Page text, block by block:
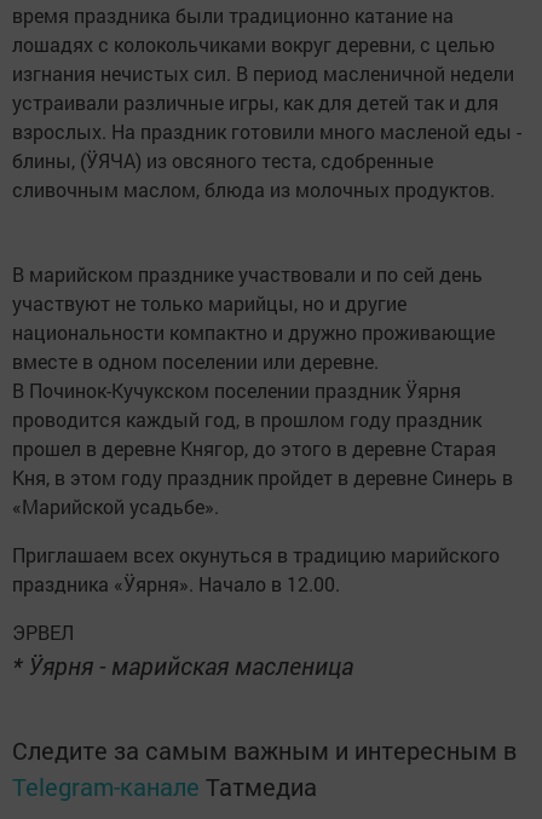
время праздника были традиционно катание на
лошадях с колокольчиками вокруг деревни, с целью
изгнания нечистых сил. В период масленичной недели
устраивали различные игры, как для детей так и для
взрослых. На праздник готовили много масленой еды -
блины, (ӰЯЧА) из овсяного теста, сдобренные
сливочным маслом, блюда из молочных продуктов.
В марийском празднике участвовали и по сей день
участвуют не только марийцы, но и другие
национальности компактно и дружно проживающие
вместе в одном поселении или деревне.
В Починок-Кучукском поселении праздник Ӱярня
проводится каждый год, в прошлом году праздник
прошел в деревне Княгор, до этого в деревне Старая
Кня, в этом году праздник пройдет в деревне Синерь в
«Марийской усадьбе».
Приглашаем всех окунуться в традицию марийского
праздника «Ӱярня». Начало в 12.00.
ЭРВЕЛ
* Ӱярня - марийская масленица
Следите за самым важным и интересным в
Telegram-канале Татмедиа